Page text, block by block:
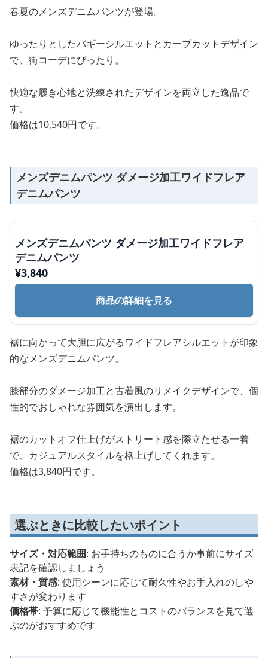
春夏のメンズデニムパンツが登場。
ゆったりとしたバギーシルエットとカーブカットデザイン
で、街コーデにぴったり。
快適な履き心地と洗練されたデザインを両立した逸品で
す。
価格は10,540円です。
メンズデニムパンツ ダメージ加工ワイドフレア
デニムパンツ
メンズデニムパンツ ダメージ加工ワイドフレア
デニムパンツ
¥3,840
商品の詳細を見る
裾に向かって大胆に広がるワイドフレアシルエットが印象
的なメンズデニムパンツ。
膝部分のダメージ加工と古着風のリメイクデザインで、個
性的でおしゃれな雰囲気を演出します。
裾のカットオフ仕上げがストリート感を際立たせる一着
で、カジュアルスタイルを格上げしてくれます。
価格は3,840円です。
選ぶときに比較したいポイント
サイズ・対応範囲: お手持ちのものに合うか事前にサイズ
表記を確認しましょう
素材・質感: 使用シーンに応じて耐久性やお手入れのしや
すさが変わります
価格帯: 予算に応じて機能性とコストのバランスを見て選
ぶのがおすすめです